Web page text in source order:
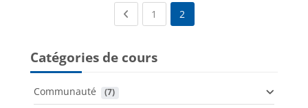
Previous page
1 (current)
2
Catégories de cours
Communauté (7)